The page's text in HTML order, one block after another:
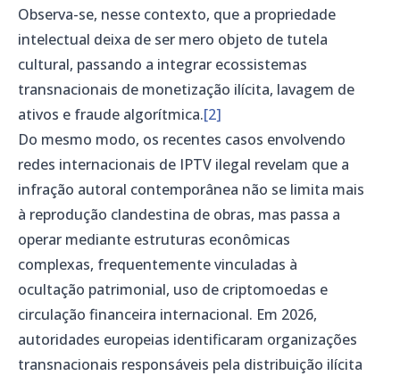
Observa-se, nesse contexto, que a propriedade
intelectual deixa de ser mero objeto de tutela
cultural, passando a integrar ecossistemas
transnacionais de monetização ilícita, lavagem de
ativos e fraude algorítmica.[2]
Do mesmo modo, os recentes casos envolvendo
redes internacionais de IPTV ilegal revelam que a
infração autoral contemporânea não se limita mais
à reprodução clandestina de obras, mas passa a
operar mediante estruturas econômicas
complexas, frequentemente vinculadas à
ocultação patrimonial, uso de criptomoedas e
circulação financeira internacional. Em 2026,
autoridades europeias identificaram organizações
transnacionais responsáveis pela distribuição ilícita